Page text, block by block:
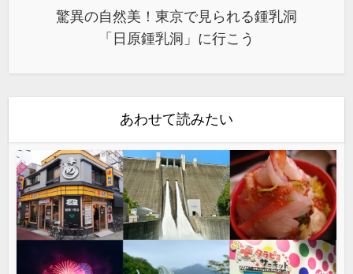
驚異の自然美！東京で見られる鍾乳洞
「日原鍾乳洞」に行こう
あわせて読みたい